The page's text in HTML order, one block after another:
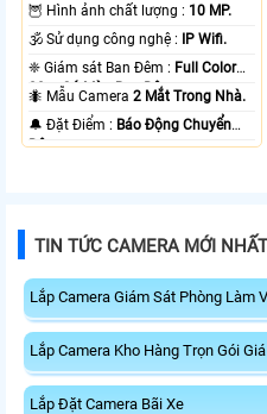
🦉 Hình ảnh chất lượng : 10 MP.
🕉️ Sử dụng công nghệ : IP Wifi.
❈ Giám sát Ban Đêm : Full Color
20m Có Màu Ban Ðêm.
🐜 Mẫu Camera2 Mắt Trong Nhà.
️🔔 Đặt Điểm : Báo Động Chuyển
Động.
TIN TỨC CAMERA MỚI NHẤT
Lắp Camera Giám Sát Phòng Làm
Lắp Camera Kho Hàng Trọn Gói
Lắp Đặt Camera Bãi Xe